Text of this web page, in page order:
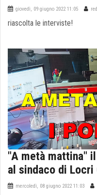
giovedì, 09 giugno 2022 11:05
riascolta le interviste!
"A metà mattina"
al sindaco di Locri
mercoledì, 08 giugno 2022 11:03